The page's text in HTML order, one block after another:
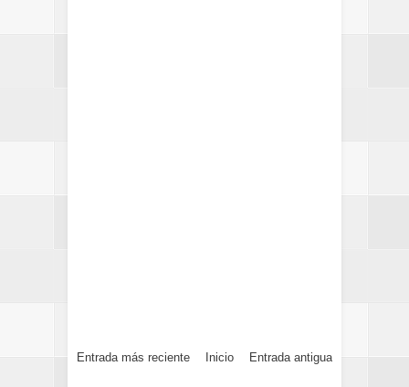
Entrada más reciente Entrada antigua
Inicio